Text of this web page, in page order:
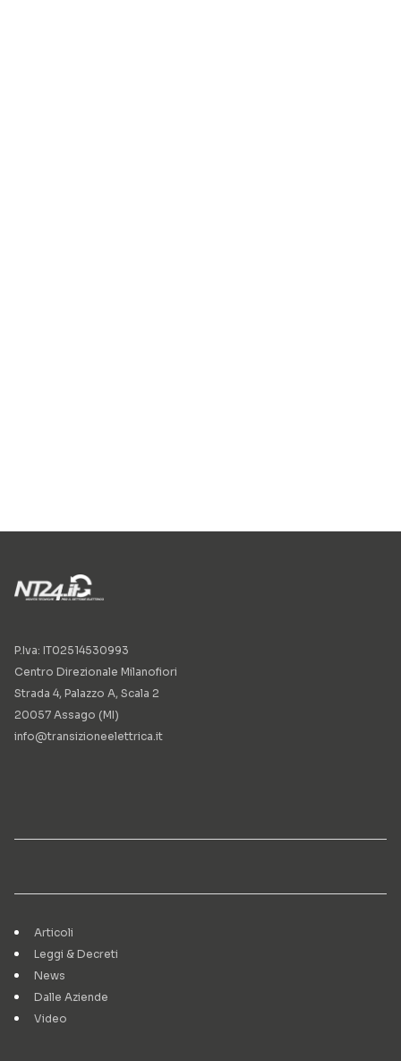
P.Iva: IT02514530993
Centro Direzionale Milanofiori
Strada 4, Palazzo A, Scala 2
20057 Assago (MI)
info@transizioneelettrica.it
Articoli
Leggi & Decreti
News
Dalle Aziende
Video